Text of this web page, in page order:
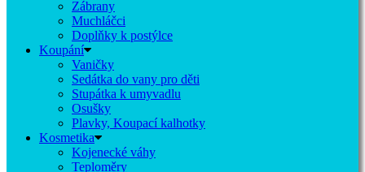
Zábrany
Muchláčci
Doplňky k postýlce
Koupání
Vaničky
Sedátka do vany pro děti
Stupátka k umyvadlu
Osušky
Plavky, Koupací kalhotky
Kosmetika
Kojenecké váhy
Teploměry